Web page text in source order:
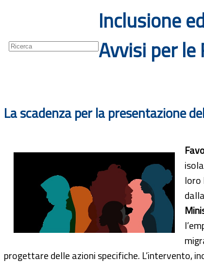
Inclusione
Avvisi per le
La scadenza per la presentazione
loro
dalla
progettare delle azioni specifiche. L’intervento,